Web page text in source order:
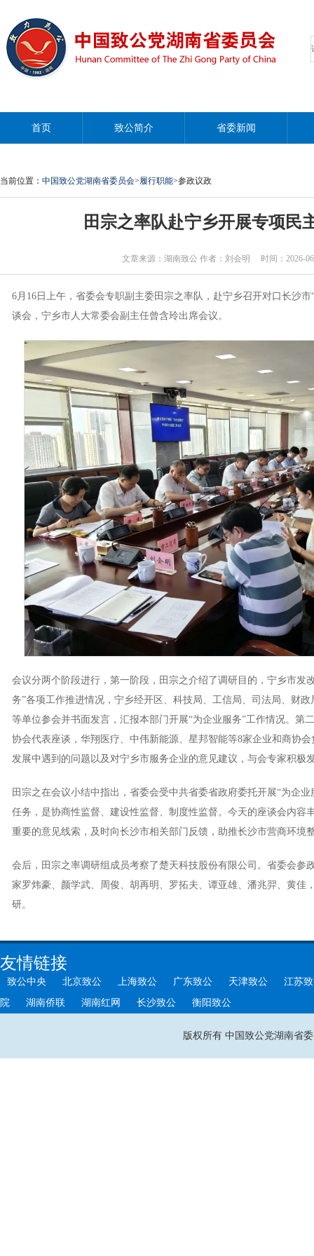
首页 致公简介 省委新闻
当前位置： 中国致公党湖南省委员会>履行职能>参政议政
田宗之率队赴宁乡开展专项民
文章来源：湖南致公 作者：刘会明 时间：2026-06-
6月16日上午，省委会专职副主委田宗之率队，赴宁乡召开对口长沙
谈会，宁乡市人大常委会副主任曾含玲出席会议。
会议分两个阶段进行，第一阶段，田宗之介绍了调研目的，宁乡市发
务”各项工作推进情况，宁乡经开区、科技局、工信局、司法局、财
等单位参会并书面发言，汇报本部门开展“为企业服务”工作情况。第
协会代表座谈，华翔医疗、中伟新能源、星邦智能等8家企业和商协
发展中遇到的问题以及对宁乡市服务企业的意见建议，与会专家积极
田宗之在会议小结中指出，省委会受中共省委省政府委托开展“为企
任务，是协商性监督、建设性监督、制度性监督。今天的座谈会内容
重要的意见线索，及时向长沙市相关部门反馈，助推长沙市营商环境
会后，田宗之率调研组成员考察了楚天科技股份有限公司。省委会参
家罗炜豪、颜学武、周俊、胡再明、罗拓夫、谭亚雄、潘兆羿、黄佳
研。
友情链接
致公中央 北京致公 上海致公 广东致公 天津致公
江苏
院
湖南侨联 湖南红网 长沙致公 衡阳致公
版权所有 中国致公党湖南省